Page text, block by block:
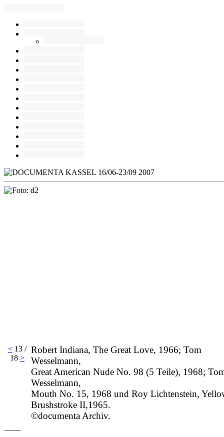
< 13 /
18 >
Robert Indiana, The Great Love, 1966; Tom
Wesselmann,
Great American Nude No. 98 (5 Teile), 1968;
Wesselmann,
Mouth No. 15, 1968 und Roy Lichtenstein,
Brushstroke II,1965.
©documenta Archiv.